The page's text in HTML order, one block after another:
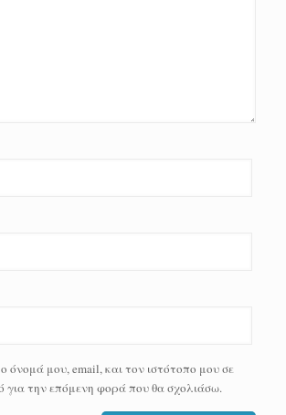
όνομά μου, email, και τον ιστότοπο μου σε
για την επόμενη φορά που θα σχολιάσω.